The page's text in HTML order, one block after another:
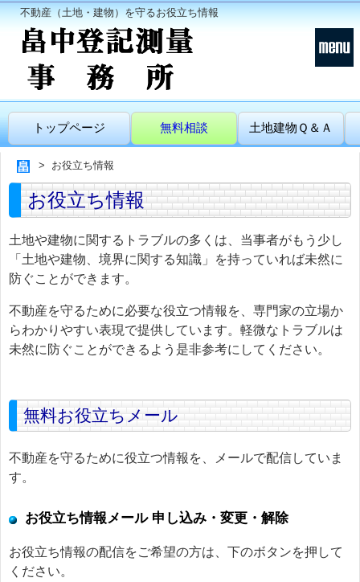
不動産（土地・建物）を守るお役立ち情報
トップページ 無料相談 土地建物Ｑ＆Ａ
お役立ち情報
お役立ち情報
土地や建物に関するトラブルの多くは、当事者がもう少し
「土地や建物、境界に関する知識」を持っていれば未然に
防ぐことができます。
不動産を守るために必要な役立つ情報を、専門家の立場か
らわかりやすい表現で提供しています。軽微なトラブルは
未然に防ぐことができるよう是非参考にしてください。
無料お役立ちメール
不動産を守るために役立つ情報を、メールで配信していま
す。
お役立ち情報メール 申し込み・変更・解除
お役立ち情報の配信をご希望の方は、下のボタンを押して
ください。